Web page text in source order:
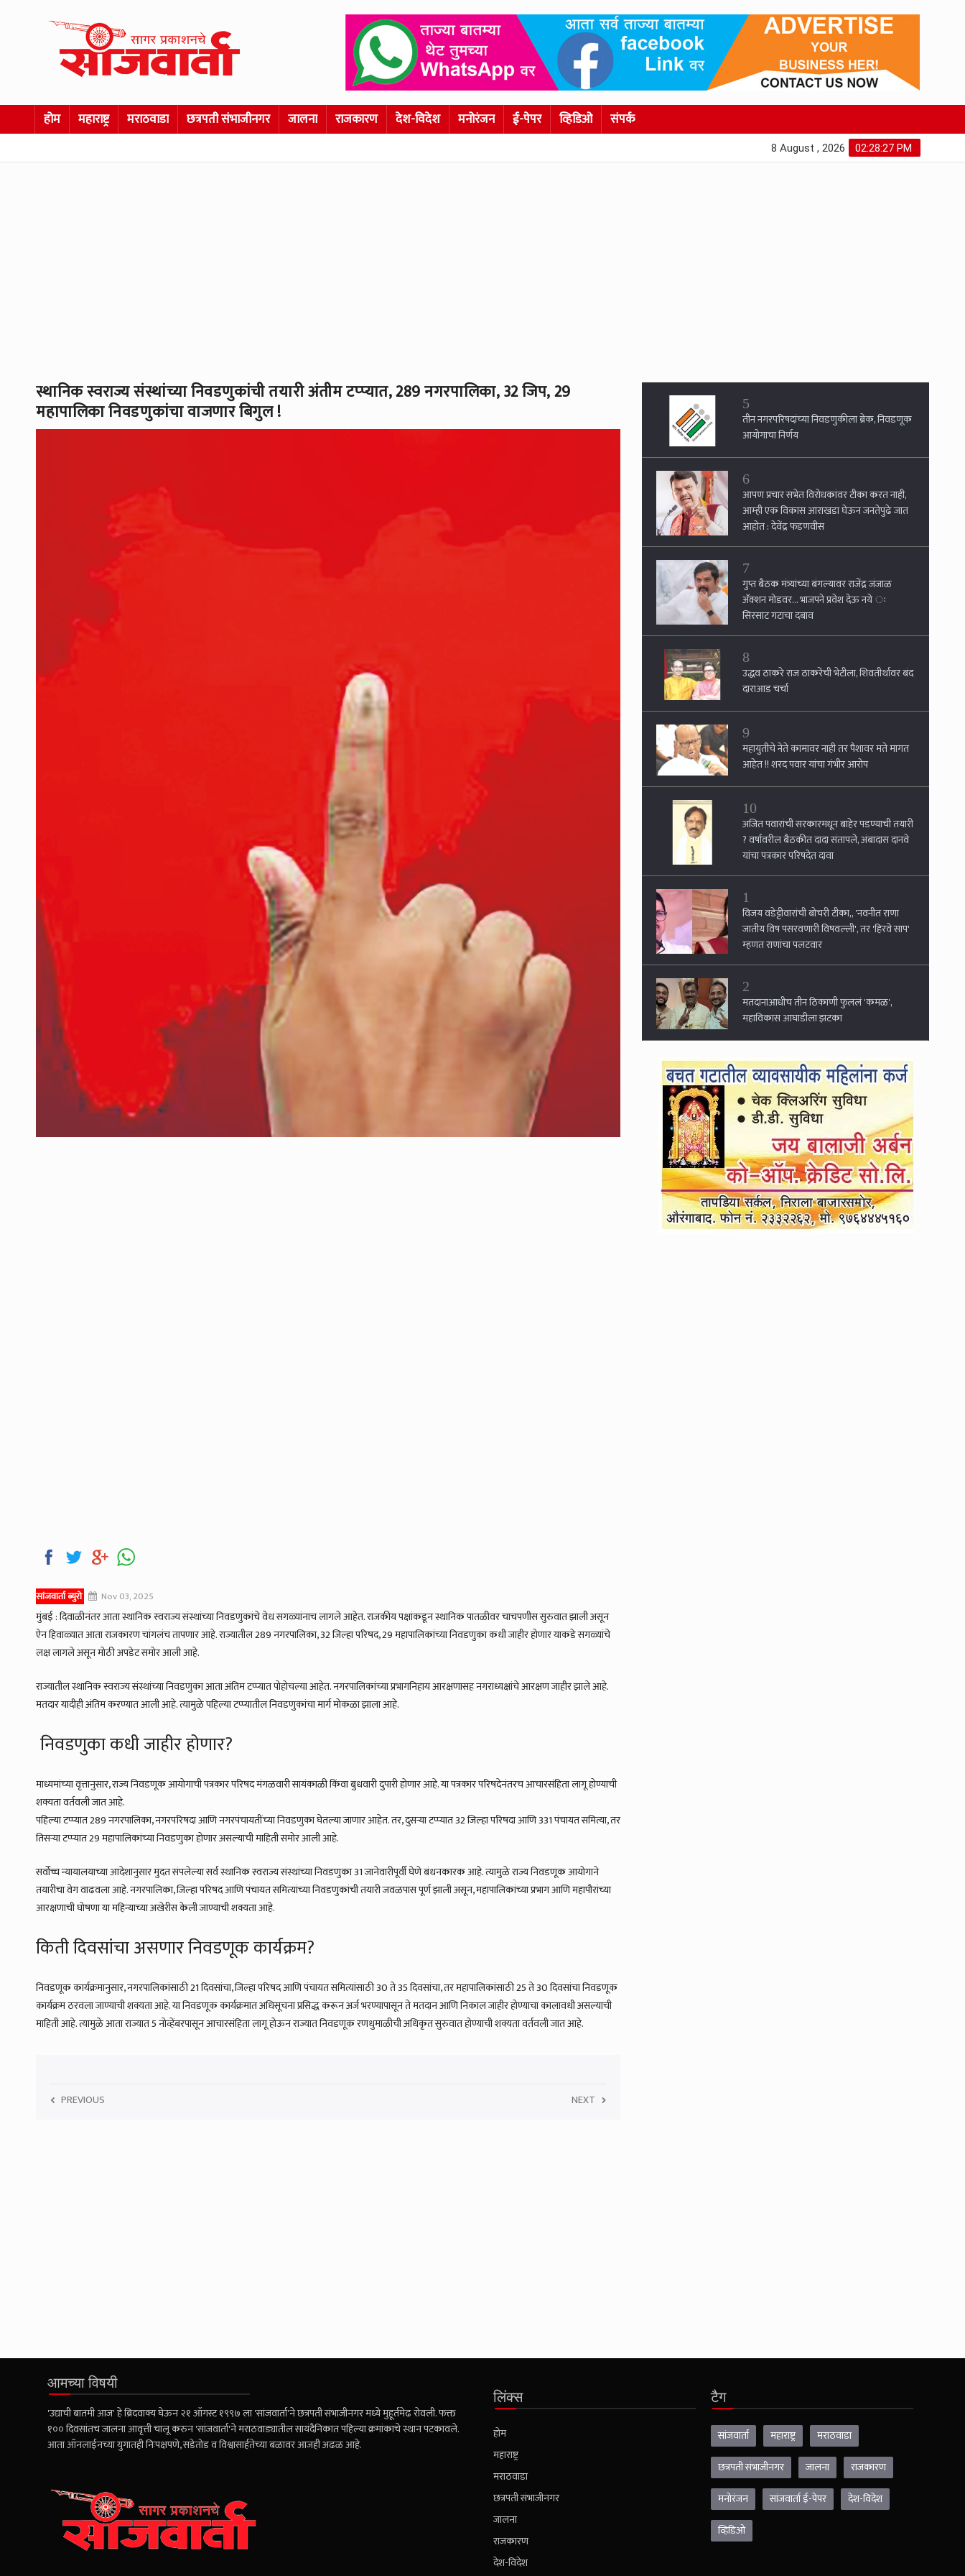
होम महाराष्ट्र मराठवाडा छत्रपती संभाजीनगर जालना राजकारण देश-विदेश मनोरंजन ई-पेपर व्हिडिओ संपर्क
02:28:28 PM
8 August , 2026
स्थानिक स्वराज्य संस्थांच्या निवडणुकांची तयारी अंतीम टप्प्यात, 289 नगरपालिका, 32 जिप, 29
महापालिका निवडणुकांचा वाजणार बिगुल !
सांजवार्ता ब्युरो Nov 03, 2025
मुंबई : दिवाळीनंतर आता स्थानिक स्वराज्य संस्थांच्या निवडणुकांचे वेध सगळ्यांनाच लागले आहेत. राजकीय पक्षांकडून स्थानिक पातळीवर चाचपणीस सुरुवात झाली असून
ऐन हिवाळ्यात आता राजकारण चांगलंच तापणार आहे. राज्यातील 289 नगरपालिका, 32 जिल्हा परिषद, 29 महापालिकांच्या निवडणुका कधी जाहीर होणार याकडे सगळ्यांचे
लक्ष लागले असून मोठी अपडेट समोर आली आहे.
राज्यातील स्थानिक स्वराज्य संस्थांच्या निवडणुका आता अंतिम टप्प्यात पोहोचल्या आहेत. नगरपालिकांच्या प्रभागनिहाय आरक्षणासह नगराध्यक्षांचे आरक्षण जाहीर झाले आहे.
मतदार यादीही अंतिम करण्यात आली आहे. त्यामुळे पहिल्या टप्प्यातील निवडणुकांचा मार्ग मोकळा झाला आहे.
निवडणुका कधी जाहीर होणार?
माध्यमांच्या वृत्तानुसार, राज्य निवडणूक आयोगाची पत्रकार परिषद मंगळवारी सायंकाळी किंवा बुधवारी दुपारी होणार आहे. या पत्रकार परिषदेनंतरच आचारसंहिता लागू होण्याची
शक्यता वर्तवली जात आहे.
पहिल्या टप्प्यात 289 नगरपालिका, नगरपरिषदा आणि नगरपंचायतींच्या निवडणुका घेतल्या जाणार आहेत. तर, दुसऱ्या टप्प्यात 32 जिल्हा परिषदा आणि 331 पंचायत समित्या, तर
तिसऱ्या टप्प्यात 29 महापालिकांच्या निवडणुका होणार असल्याची माहिती समोर आली आहे.
सर्वोच्च न्यायालयाच्या आदेशानुसार मुदत संपलेल्या सर्व स्थानिक स्वराज्य संस्थांच्या निवडणुका 31 जानेवारीपूर्वी घेणे बंधनकारक आहे. त्यामुळे राज्य निवडणूक आयोगाने
तयारीचा वेग वाढवला आहे. नगरपालिका, जिल्हा परिषद आणि पंचायत समित्यांच्या निवडणुकांची तयारी जवळपास पूर्ण झाली असून, महापालिकांच्या प्रभाग आणि महापौरांच्या
आरक्षणाची घोषणा या महिन्याच्या अखेरीस केली जाण्याची शक्यता आहे.
किती दिवसांचा असणार निवडणूक कार्यक्रम?
निवडणूक कार्यक्रमानुसार, नगरपालिकांसाठी 21 दिवसांचा, जिल्हा परिषद आणि पंचायत समित्यांसाठी 30 ते 35 दिवसांचा, तर महापालिकांसाठी 25 ते 30 दिवसांचा निवडणूक
कार्यक्रम ठरवला जाण्याची शक्यता आहे. या निवडणूक कार्यक्रमात अधिसूचना प्रसिद्ध करून अर्ज भरण्यापासून ते मतदान आणि निकाल जाहीर होण्याचा कालावधी असल्याची
माहिती आहे. त्यामुळे आता राज्यात 5 नोव्हेंबरपासून आचारसंहिता लागू होऊन राज्यात निवडणूक रणधुमाळीची अधिकृत सुरुवात होण्याची शक्यता वर्तवली जात आहे.
PREVIOUS NEXT
5
तीन नगरपरिषदांच्या निवडणुकीला ब्रेक, निवडणूक
आयोगाचा निर्णय
6
आपण प्रचार सभेत विरोधकांवर टीका करत नाही,
आम्ही एक विकास आराखडा घेऊन जनतेपुढे जात
आहोत : देवेंद्र फडणवीस
7
गुप्त बैठक मंत्र्यांच्या बंगल्यावर राजेंद्र जंजाळ
अ‍ॅक्शन मोडवर... भाजपने प्रवेश देऊ नये ः
सिरसाट गटाचा दबाव
8
उद्धव ठाकरे राज ठाकरेंची भेटीला, शिवतीर्थावर बंद
दाराआड चर्चा
9
महायुतीचे नेते कामावर नाही तर पैशावर मते मागत
आहेत !! शरद पवार यांचा गंभीर आरोप
10
अजित पवारांची सरकारमधून बाहेर पडण्याची तयारी
? वर्षावरील बैठकीत दादा संतापले, अंबादास दानवे
यांचा पत्रकार परिषदेत दावा
1
विजय वडेट्टीवारांची बोचरी टीका,, 'नवनीत राणा
जातीय विष पसरवणारी विषवल्ली', तर 'हिरवे साप'
म्हणत राणांचा पलटवार
2
मतदानाआधीच तीन ठिकाणी फुललं 'कमळ',
महाविकास आघाडीला झटका
3
मोदींच्या मित्राला अख्खी मुंबई विकणे किंवा
फुकटात घशात घालणे ही मराठी माणसाची केलेली
सेवा आहे का तुमची? : संजय राऊत
4
महायुतीच्या जागावाटपाचा फॉर्म्युला ठरता ठरेना, त्या
७० जागांसाठी भाजपची शिंदेंसमोर नवीन अट
आमच्या विषयी
'उद्याची बातमी आज' हे ब्रिदवाक्य घेऊन २१ ऑगस्ट १९९७ ला 'सांजवार्ता'ने छत्रपती संभाजीनगर मध्ये मुहूर्तमेढ रोवली. फक्त
१०० दिवसांतच जालना आवृत्ती चालू करुन 'सांजवार्ता'ने मराठवाड्यातील सायंदैनिकात पहिल्या क्रमांकाचे स्थान पटकावले.
आता ऑनलाईनच्या युगातही निःपक्षपणे, सडेतोड व विश्वासार्हतेच्या बळावर आजही अढळ आहे.
लिंक्स
होम
महाराष्ट्र
मराठवाडा
छत्रपती संभाजीनगर
जालना
राजकारण
देश-विदेश
टैग
सांजवार्ता महाराष्ट्र
मराठवाडा
छत्रपती संभाजीनगर
जालना
राजकारण
मनोरंजन
सांजवार्ता ई-पेपर
देश-विदेश
व्हिडिओ